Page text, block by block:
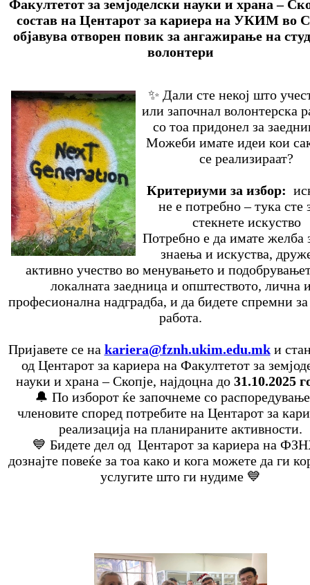
Факултетот за земјоделски науки и храна –
состав на Центарот за кариера на УКИМ во
објавува отворен повик за ангажирање на
волонтери
✨ Дали сте некој што
или започнал волонтерска
со тоа придонел за
Можеби имате идеи кои
се реализираат?
Критериуми за избор:
не е потребно – тука сте
стекнете искуство
Потребно е да имате желба
знаења и искуства,
активно учество во менувањето и
локалната заедница и општеството, лична
професионална надградба, и да бидете спремни
работа.
Пријавете се на kariera@fznh.ukim.edu.mkи
од Центарот за кариера на Факултетот за
науки и храна – Скопје, најдоцна до 31.10.2025
🔔 По изборот ќе започнеме со
членовите според потребите на Центарот за
реализација на планираните активности.
💙 Бидете дел од Центарот за кариера на
дознајте повеќе за тоа како и кога можете да ги
услугите што ги нудиме 💙